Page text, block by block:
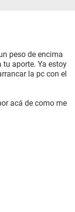
peso de encima
tu aporte. Ya estoy
la pc con el
acá de como me